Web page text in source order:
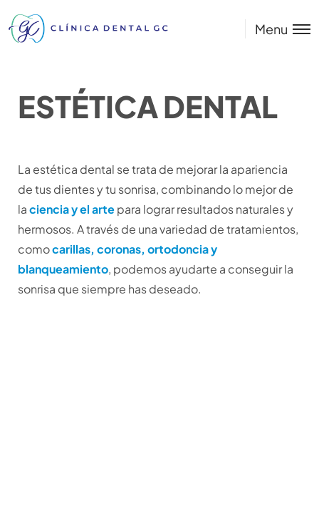
Menu
ESTÉTICA DENTAL
La estética dental se trata de mejorar la apariencia
de tus dientes y tu sonrisa, combinando lo mejor de
laciencia y el artepara lograr resultados naturales y
hermosos. A través de una variedad de tratamientos,
comocarillas, coronas, ortodoncia y
blanqueamiento, podemos ayudarte a conseguir la
sonrisa que siempre has deseado.